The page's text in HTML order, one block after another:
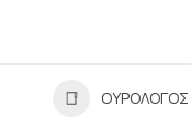
ΟΥΡΟΛΟΓΟΣ